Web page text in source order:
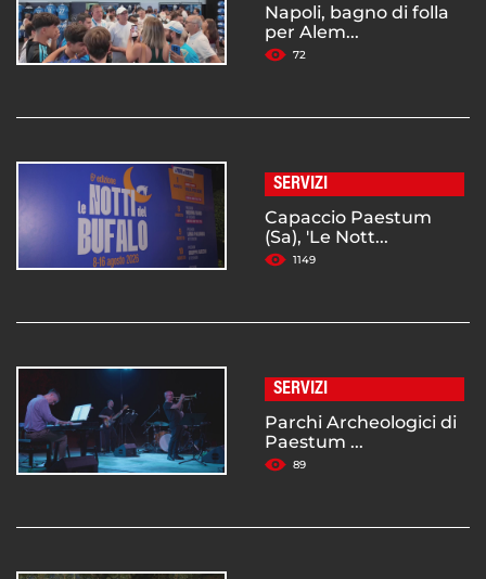
Napoli, bagno di folla
per Alem...
72
SERVIZI
Capaccio Paestum
(Sa), 'Le Nott...
1149
SERVIZI
Parchi Archeologici di
Paestum ...
89